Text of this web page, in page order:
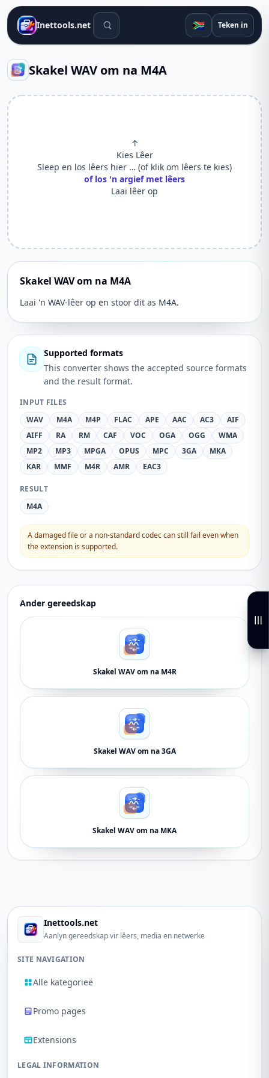
Inettools.net Soek gereedskap 🇿🇦 Teken in
Skakel WAV om na M4A
↑
Kies Lêer
Sleep en los lêers hier … (of klik om lêers te kies)
of los 'n argief met lêers
Laai lêer op
Skakel WAV om na M4A
Laai 'n WAV-lêer op en stoor dit as M4A.
Supported formats
This converter shows the accepted source formats
and the result format.
INPUT FILES
WAV
M4A M4P FLAC APE AAC AC3
AIF
AIFF
RA RM CAF VOC OGA OGG
WMA
MP2
MP3 MPGA OPUS MPC 3GA
MKA
KAR
MMF M4R AMR EAC3
RESULT
M4A
A damaged file or a non-standard codec can still fail even when
the extension is supported.
Ander gereedskap
Skakel WAV om na M4R
Skakel WAV om na 3GA
Skakel WAV om na MKA
Inettools.net
Aanlyn gereedskap vir lêers, media en netwerke
SITE NAVIGATION
Alle kategorieë
Promo pages
Extensions
LEGAL INFORMATION